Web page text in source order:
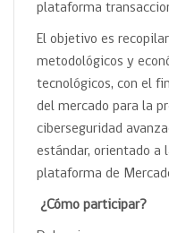
plataforma
El objetivo es
metodológicos y
tecnológicos, con el
del mercado para la
ciberseguridad
estándar, orientado a
plataforma de
¿Cómo participar?